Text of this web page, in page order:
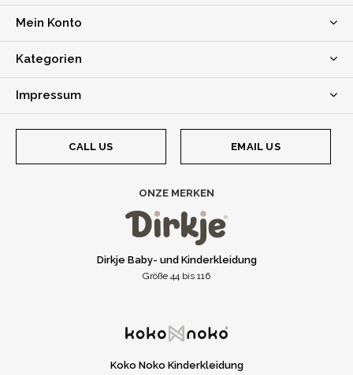
Mein Konto
Kategorien
Impressum
CALL US EMAIL US
ONZE MERKEN
Dirkje Baby- und Kinderkleidung
Größe 44 bis 116
Koko Noko Kinderkleidung